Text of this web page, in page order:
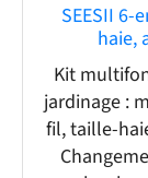
SEESII 6-
haie,
Kit
jardinage :
fil, taille-